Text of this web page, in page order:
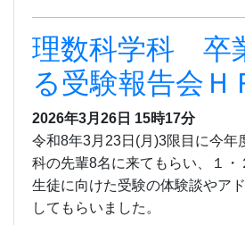
理数科学科 卒
る受験報告会Ｈ
2026年3月26日 15時17分
令和8年3月23日(月)3限目に今年
科の先輩8名に来てもらい、１・
生徒に向けた受験の体験談やア
してもらいました。